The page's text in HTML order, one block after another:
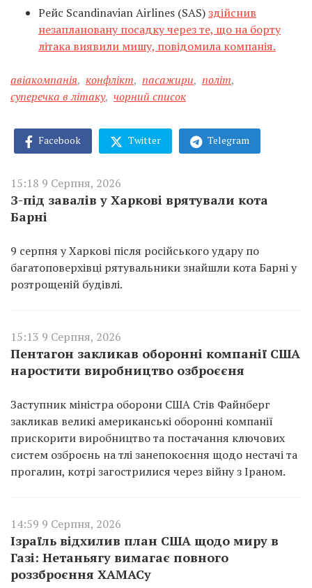
Рейс Scandinavian Airlines (SAS)здійснив
незаплановану посадку через те, що на борту
літака виявили мишу, повідомила компанія.
авіакомпанія, конфлікт, пасажири, політ,
суперечка в літаку, чорний список
Facebook Twitter Telegram
15:18 9 Серпня, 2026
З-під завалів у Харкові врятували кота
Барні
9 серпня у Харкові після російського удару по
багатоповерхівці рятувальники знайшли кота Барні у
розтрощеній будівлі.
15:13 9 Серпня, 2026
Пентагон закликав оборонні компанії США
наростити виробництво озброєєня
Заступник міністра оборони США Стів Файнберг
закликав великі американські оборонні компанії
прискорити виробництво та постачання ключових
систем озброєнь на тлі занепокоєння щодо нестачі та
прогалин, котрі загострилися через війну з Іраном.
14:59 9 Серпня, 2026
Ізраїль відхилив план США щодо миру в
Газі: Нетаньягу вимагає повного
роззброєння ХАМАСу